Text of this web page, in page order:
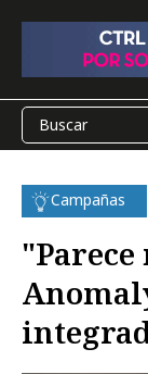
Campañas